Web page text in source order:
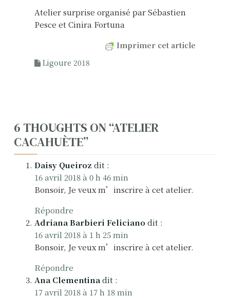
Atelier surprise organisé par Sébastien
Pesce et Cinira Fortuna
Imprimer cet article
Ligoure 2018
N
a
6 THOUGHTS ON “ATELIER
CACAHUÈTE”
Daisy Queiroz dit :
16 avril 2018 à 0 h 46 min
Bonsoir, Je veux m’inscrire à cet atelier.
Répondre
Adriana Barbieri Feliciano dit :
16 avril 2018 à 1 h 25 min
Bonsoir, Je veux m’inscrire à cet atelier.
Répondre
Ana Clementina dit :
17 avril 2018 à 17 h 18 min